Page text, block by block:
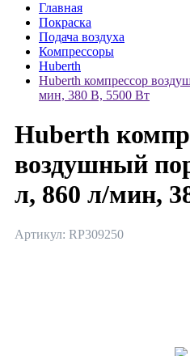
Главная
Покраска
Подача воздуха
Компрессоры
Huberth
Huberth компрессор
мин, 380 В, 5500 Вт
Huberth
воздушный
л, 860 л/мин,
Артикул: RP309250